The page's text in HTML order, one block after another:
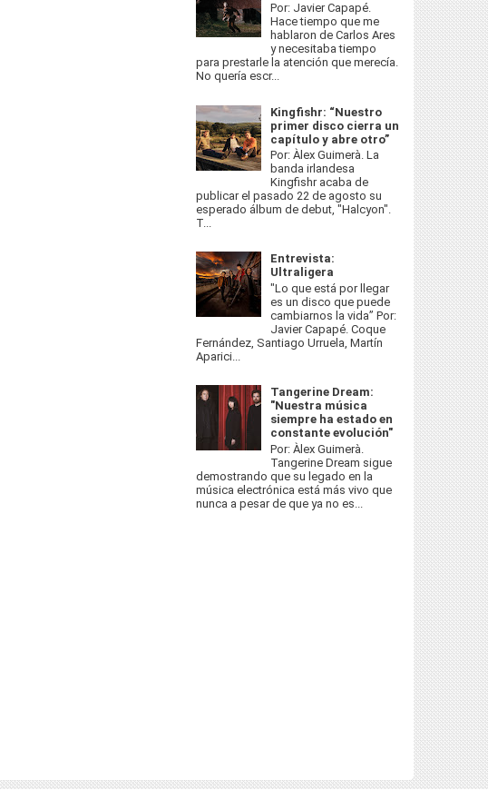
Por: Javier Capapé.
Hace tiempo que me
hablaron de Carlos Ares
y necesitaba tiempo
para prestarle la atención que merecía.
No quería escr...
Kingfishr: “Nuestro
primer disco cierra un
capítulo y abre otro”
Por: Àlex Guimerà. La
banda irlandesa
Kingfishr acaba de
publicar el pasado 22 de agosto su
esperado álbum de debut, "Halcyon".
T...
Entrevista:
Ultraligera
"Lo que está por llegar
es un disco que puede
cambiarnos la vida” Por:
Javier Capapé. Coque
Fernández, Santiago Urruela, Martín
Aparici...
Tangerine Dream:
"Nuestra música
siempre ha estado en
constante evolución"
Por: Àlex Guimerà.
Tangerine Dream sigue
demostrando que su legado en la
música electrónica está más vivo que
nunca a pesar de que ya no es...